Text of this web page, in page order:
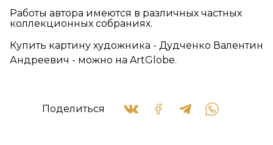
Работы автора имеются в различных частных
коллекционных собраниях.
Купить картину художника - Дудченко Валентин
Андреевич - можно на ArtGlobe.
Поделиться